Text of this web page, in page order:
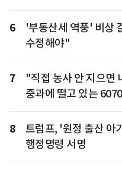
6
'부동산세 역풍' 비상
수정해야"
7
"직접 농사 안 지으
중과에 떨고 있는 6070
8
트럼프, '원정 출산 아
행정명령 서명